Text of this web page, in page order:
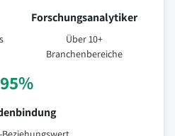
Forschungsanalytiker
Über 10+
Branchenbereiche
95%